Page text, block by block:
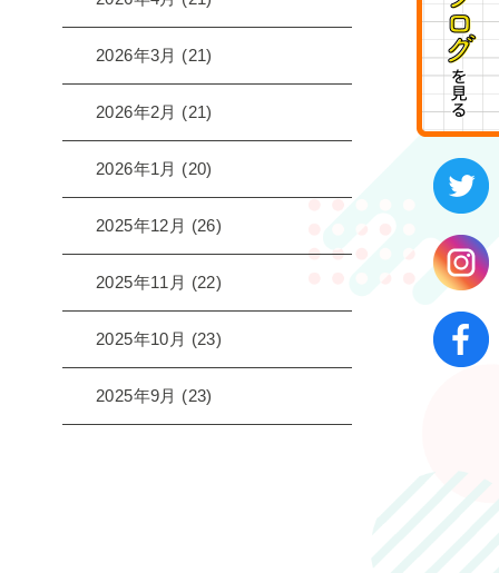
2026年3月 (21)
2026年2月 (21)
2026年1月 (20)
2025年12月 (26)
2025年11月 (22)
2025年10月 (23)
2025年9月 (23)